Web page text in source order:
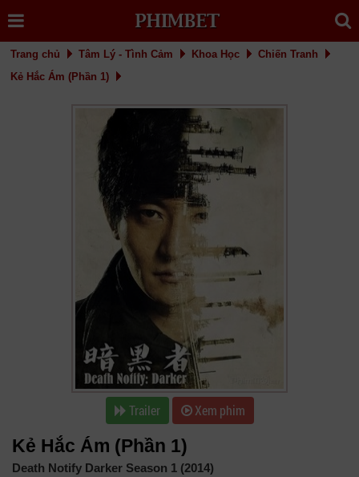
Trang chủ Tâm Lý - Tình Cảm Khoa Học
Chiến Tranh
Kẻ Hắc Ám (Phần 1)
Trailer Xem phim
Kẻ Hắc Ám (Phần 1)
Death Notify Darker Season 1 (2014)